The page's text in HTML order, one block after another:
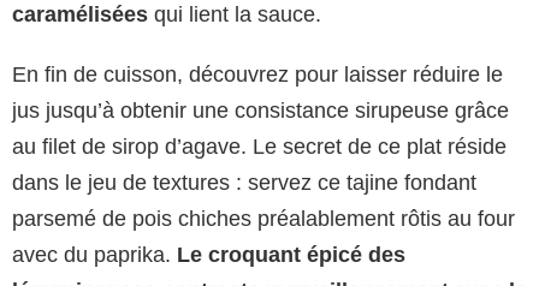
caramélisées qui lient la sauce.
En fin de cuisson, découvrez pour laisser réduire le
jus jusqu’à obtenir une consistance sirupeuse grâce
au filet de sirop d’agave. Le secret de ce plat réside
dans le jeu de textures : servez ce tajine fondant
parsemé de pois chiches préalablement rôtis au four
avec du paprika. Le croquant épicé des